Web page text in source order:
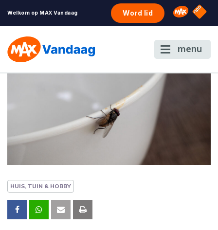
Welkom op MAX Vandaag Word lid Omroep
NPO
menu
HUIS, TUIN & HOBBY